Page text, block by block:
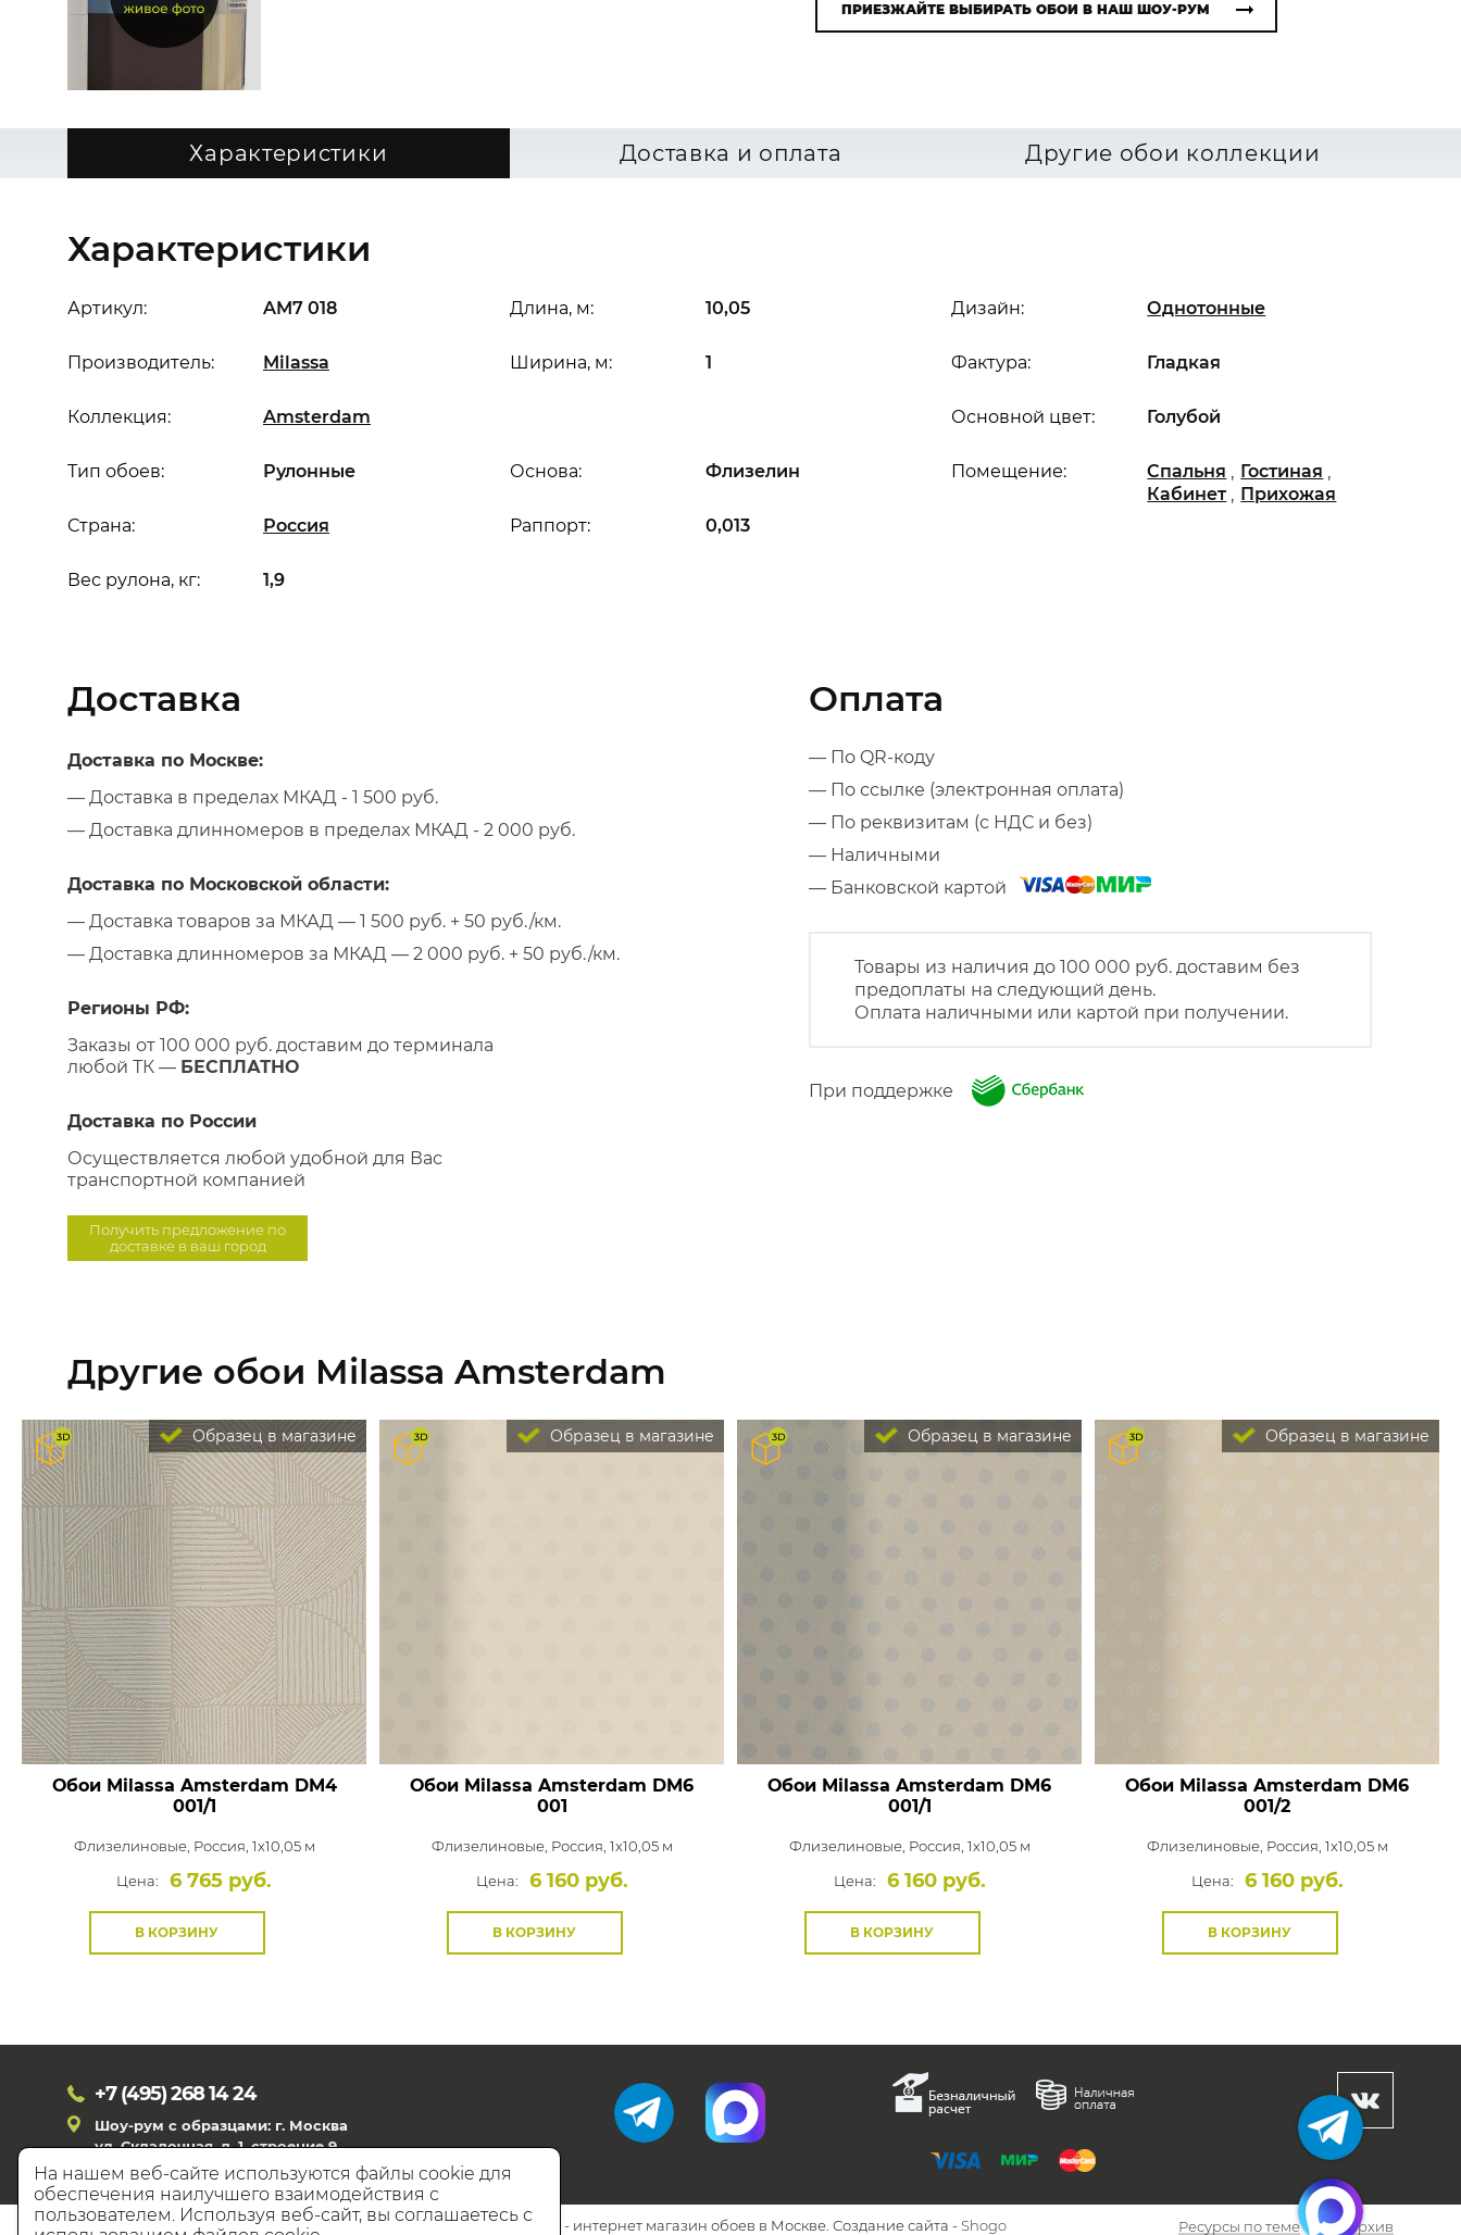
ПРИЕЗЖАЙТЕ ВЫБИРАТЬ ОБОИ В НАШ ШОУ-РУМ
Характеристики Доставка и оплата Другие обои коллекции
Характеристики
Артикул: AM7 018
Производитель: Milassa
Коллекция: Amsterdam
Длина, м: 10,05
Ширина, м: 1
Вес рулона, кг: 1,9
Раппорт: 0,013
Основной цвет: Голубой
Дизайн: Однотонные
Основа: Флизелин Помещение: Спальня , Гостиная ,
Кабинет , Прихожая
Страна:
Россия
Тип обоев: Рулонные
Фактура: Гладкая
Доставка
Доставка по Москве:
— Доставка в пределах МКАД - 1 500 руб.
— Доставка длинномеров в пределах МКАД - 2 000 руб.
Доставка по Московской области:
— Доставка товаров за МКАД — 1 500 руб. + 50 руб./км.
— Доставка длинномеров за МКАД — 2 000 руб. + 50 руб./км.
Регионы РФ:
Заказы от 100 000 руб. доставим до терминала
любой ТК — БЕСПЛАТНО
Доставка по России
Осуществляется любой удобной для Вас
транспортной компанией
Получить предложение по
доставке в ваш город
Оплата
— По QR-коду
— По ссылке (электронная оплата)
— По реквизитам (с НДС и без)
— Наличными
— Банковской картой
Товары из наличия до 100 000 руб. доставим без
предоплаты на следующий день.
Оплата наличными или картой при получении.
При поддержке
Другие обои Milassa Amsterdam
Образец в магазине
Обои Milassa Amsterdam DM4
001/1
Флизелиновые, Россия, 1x10,05 м
Цена:
6 765 руб.
В КОРЗИНУ
Образец в магазине
Обои Milassa Amsterdam DM6
001
Флизелиновые, Россия, 1x10,05 м
Цена:
6 160 руб.
В КОРЗИНУ
Образец в магазине
Обои Milassa Amsterdam DM6
001/1
Флизелиновые, Россия, 1x10,05 м
Цена:
6 160 руб.
В КОРЗИНУ
Образец в магазине
Обои Milassa Amsterdam DM6
001/2
Флизелиновые, Россия, 1x10,05 м
Цена:
6 160 руб.
В КОРЗИНУ
+7 (495)268 14 24
Шоу-рум с образцами: г. Москва
ул. Складочная, д. 1, строение 9
© 2026 Walls.ru - интернет магазин обоев в Москве. Создание сайта - Shogo Ресурсы по теме Архив
На нашем веб-сайте используются файлы cookie для
обеспечения наилучшего взаимодействия с
пользователем. Используя веб-сайт, вы соглашаетесь с